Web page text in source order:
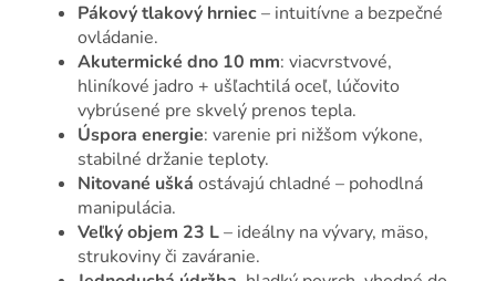
Pákový tlakový hrniec– intuitívne a bezpečné
ovládanie.
Akutermické dno 10 mm: viacvrstvové,
hliníkové jadro + ušľachtilá oceľ, lúčovito
vybrúsené pre skvelý prenos tepla.
Úspora energie: varenie pri nižšom výkone,
stabilné držanie teploty.
Nitované ušká ostávajú chladné – pohodlná
manipulácia.
Veľký objem 23 L– ideálny na vývary, mäso,
strukoviny či zaváranie.